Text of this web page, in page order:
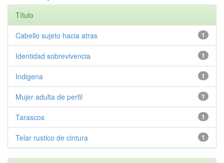
Título
1
Cabello sujeto hacia atras
1
Identidad sobrevivencia
1
Indigena
1
Mujer adulta de perfil
1
Tarascos
1
Telar rustico de cintura